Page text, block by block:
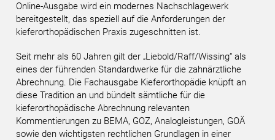
Online-Ausgabe wird ein modernes Nachschlagewerk
bereitgestellt, das speziell auf die Anforderungen der
kieferorthopädischen Praxis zugeschnitten ist.
Seit mehr als 60 Jahren gilt der „Liebold/Raff/Wissing“ als
eines der führenden Standardwerke für die zahnärztliche
Abrechnung. Die Fachausgabe Kieferorthopädie knüpft an
diese Tradition an und bündelt sämtliche für die
kieferorthopädische Abrechnung relevanten
Kommentierungen zu BEMA, GOZ, Analogleistungen, GOÄ
sowie den wichtigsten rechtlichen Grundlagen in einer